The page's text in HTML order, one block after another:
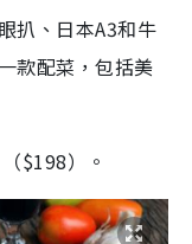
扒、日本A3和牛
款配菜，包括美
$198）。